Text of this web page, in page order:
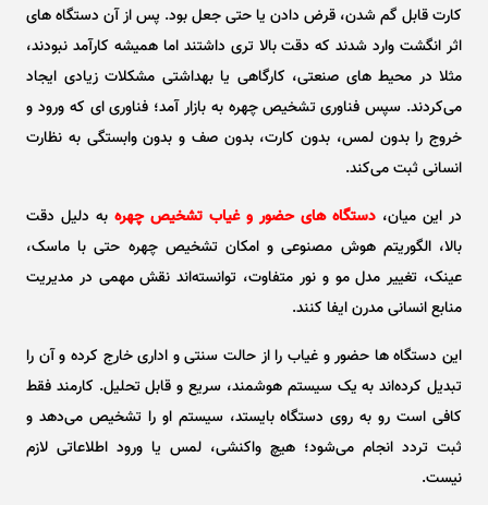
کارت قابل گم شدن، قرض دادن یا حتی جعل بود. پس از آن دستگاه‌ های
اثر انگشت وارد شدند که دقت بالا تری داشتند اما همیشه کارآمد نبودند،
مثلا در محیط ‌های صنعتی، کارگاهی یا بهداشتی مشکلات زیادی ایجاد
می‌کردند. سپس فناوری تشخیص چهره به بازار آمد؛ فناوری‌ ای که ورود و
خروج را بدون لمس، بدون کارت، بدون صف و بدون وابستگی به نظارت
انسانی ثبت می‌کند.
در این میان، دستگاه ‌های حضور و غیاب تشخیص چهره به دلیل دقت
بالا، الگوریتم هوش مصنوعی و امکان تشخیص چهره حتی با ماسک،
عینک، تغییر مدل مو و نور متفاوت، توانسته‌اند نقش مهمی در مدیریت
منابع انسانی مدرن ایفا کنند.
این دستگاه‌ ها حضور و غیاب را از حالت سنتی و اداری خارج کرده و آن را
تبدیل کرده‌اند به یک سیستم هوشمند، سریع و قابل تحلیل. کارمند فقط
کافی است رو به‌ روی دستگاه بایستد، سیستم او را تشخیص می‌دهد و
ثبت تردد انجام می‌شود؛ هیچ واکنشی، لمس یا ورود اطلاعاتی لازم
نیست.